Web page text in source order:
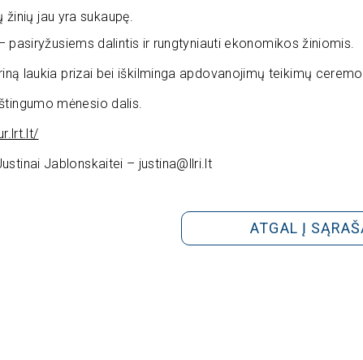
jau yra sukaupę.
dalintis ir rungtyniauti ekonomikos žiniomis.
laukia prizai bei iškilminga apdovanojimų teikimų
mėnesio dalis.
Jablonskaitei – justina@llri.lt
ATGAL Į